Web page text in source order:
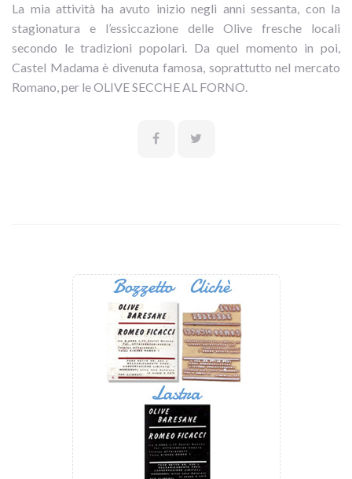
La mia attività ha avuto inizio negli anni sessanta, con la
stagionatura e l’essiccazione delle Olive fresche locali
secondo le tradizioni popolari. Da quel momento in poi,
Castel Madama è divenuta famosa, soprattutto nel mercato
Romano, per le OLIVE SECCHE AL FORNO.